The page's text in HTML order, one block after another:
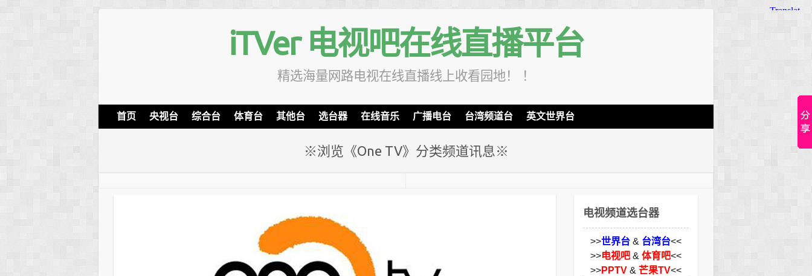
iTVer 电视吧在线直播平台
精选海量网路电视在线直播线上收看园地！ ！
首页 央视台 综合台 体育台 其他台 选台器 在线音乐 广播电台 台湾频道台 英文世界台
※浏览《One TV》分类频道讯息※
电视频道选台器
>>世界台& 台湾台<<
>>电视吧& 体育吧<<
>>PPTV& 芒果TV<<